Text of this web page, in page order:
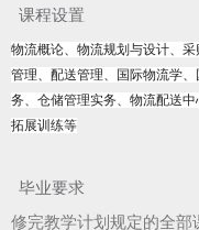
课程设置
物流概论、物流规划与设计、
管理、配送管理、国际物流学
务、仓储管理实务、物流配送
拓展训练等
毕业要求
修完教学计划规定的全